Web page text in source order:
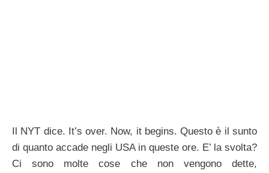
Il NYT dice. It’s over. Now, it begins. Questo è il sunto
di quanto accade negli USA in queste ore. E’ la svolta?
Ci sono molte cose che non vengono dette,